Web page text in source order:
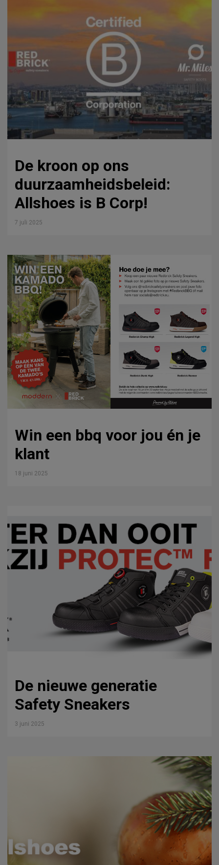
De kroon op ons
duurzaamheidsbeleid:
Allshoes is B Corp!
7 juli 2025
Win een bbq voor jou én je
klant
18 juni 2025
De nieuwe generatie
Safety Sneakers
3 juni 2025